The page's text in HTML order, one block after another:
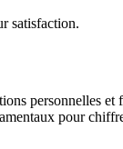
satisfaction.
personnelles
pour